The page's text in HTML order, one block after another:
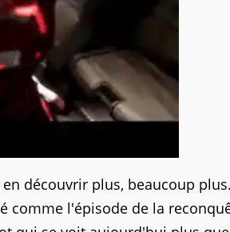
découvrir plus, beaucoup
comme l'épisode de la